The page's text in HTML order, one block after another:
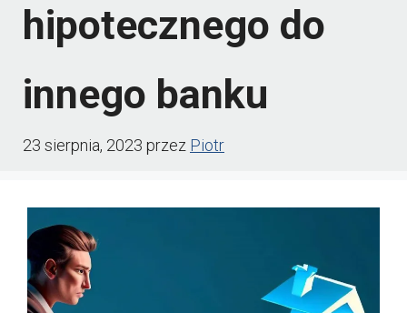
hipotecznego do
innego banku
23 sierpnia, 2023 przez Piotr